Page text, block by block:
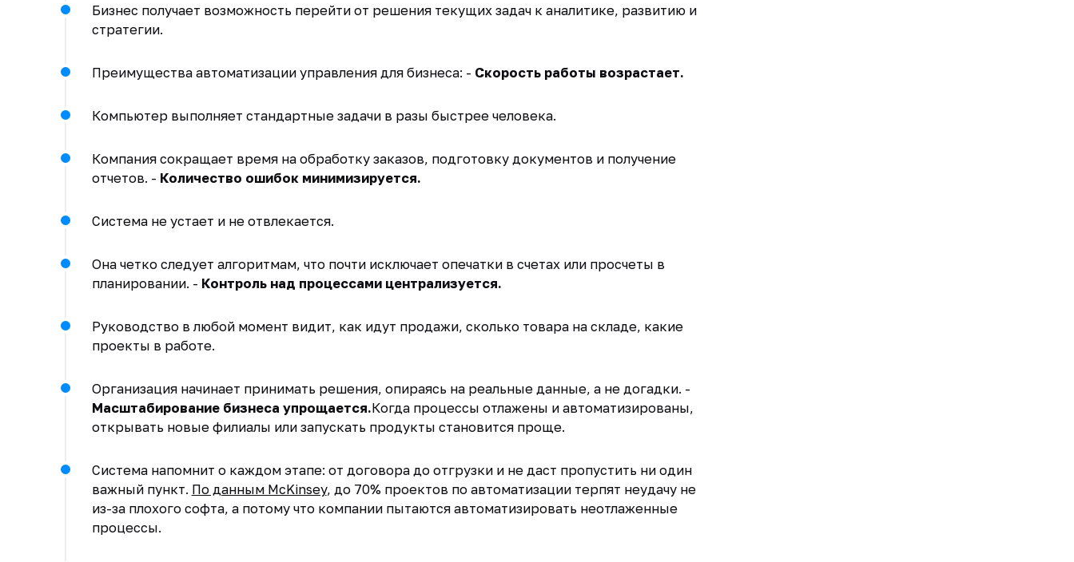
Бизнес получает возможность перейти от решения текущих задач к аналитике, развитию и
стратегии.
Преимущества автоматизации управления для бизнеса: - Скорость работы возрастает.
Компьютер выполняет стандартные задачи в разы быстрее человека.
Компания сокращает время на обработку заказов, подготовку документов и получение
отчетов. - Количество ошибок минимизируется.
Система не устает и не отвлекается.
Она четко следует алгоритмам, что почти исключает опечатки в счетах или просчеты в
планировании. - Контроль над процессами централизуется.
Руководство в любой момент видит, как идут продажи, сколько товара на складе, какие
проекты в работе.
Организация начинает принимать решения, опираясь на реальные данные, а не догадки. -
Масштабирование бизнеса упрощается.Когда процессы отлажены и автоматизированы,
открывать новые филиалы или запускать продукты становится проще.
Система напомнит о каждом этапе: от договора до отгрузки и не даст пропустить ни один
важный пункт. По данным McKinsey, до 70% проектов по автоматизации терпят неудачу не
из-за плохого софта, а потому что компании пытаются автоматизировать неотлаженные
процессы.